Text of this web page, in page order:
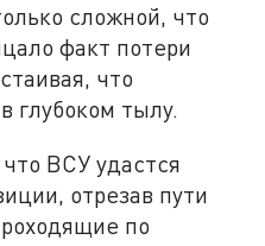
сложной, что
факт потери
что
глубоком тылу.
ВСУ удастся
отрезав пути
по